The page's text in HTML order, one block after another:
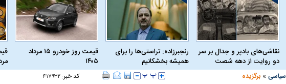
نقاشی‌های بادپر و جدال بر سر
دو روایت از دهه شصت
رنجبرزاده: تراستی‌ها را برای
همیشه بخشکانیم
قیمت روز خودرو ۱۵ مرداد
۱۴۰۵
سیاسی » برگزیده کد خبر:۴۱۷۹۳۲